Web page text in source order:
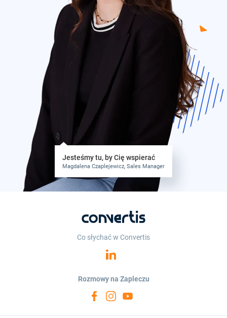
Jesteśmy tu, by Cię wspierać
Magdalena Czaplejewicz, Sales Manager
Co słychać w Convertis
Rozmowy na Zapleczu